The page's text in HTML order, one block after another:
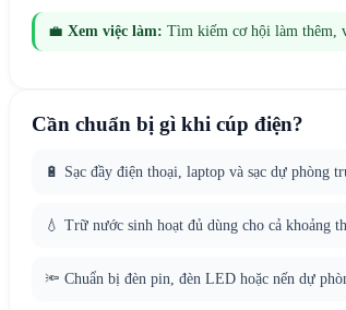
💼 Xem việc làm: Tìm kiếm cơ hội làm thêm,
Cần chuẩn bị gì khi cúp điện?
🔋 Sạc đầy điện thoại, laptop và sạc dự phòng
💧 Trữ nước sinh hoạt đủ dùng cho cả khoảng
🔦 Chuẩn bị đèn pin, đèn LED hoặc nến dự